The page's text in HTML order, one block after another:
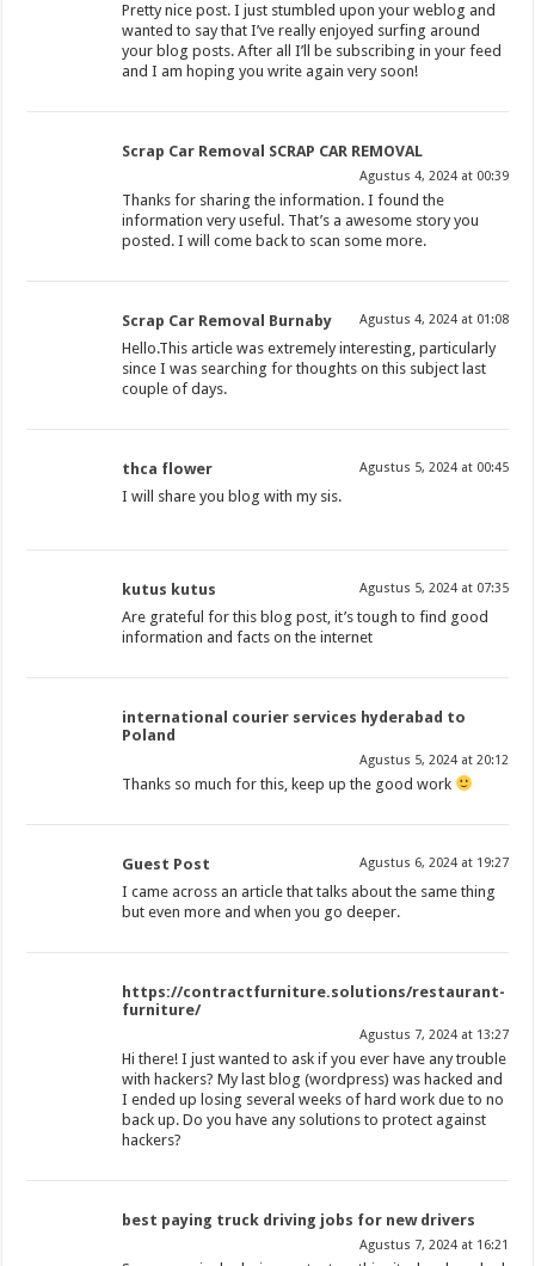
Pretty nice post. I just stumbled upon your weblog and
wanted to say that I’ve really enjoyed surfing around
your blog posts. After all I’ll be subscribing in your feed
and I am hoping you write again very soon!
Scrap Car Removal SCRAP CAR REMOVAL
Agustus 4, 2024 at 00:39
Thanks for sharing the information. I found the
information very useful. That’s a awesome story you
posted. I will come back to scan some more.
Scrap Car Removal Burnaby Agustus 4, 2024 at 01:08
Hello.This article was extremely interesting, particularly
since I was searching for thoughts on this subject last
couple of days.
thca flower Agustus 5, 2024 at 00:45
I will share you blog with my sis.
kutus kutus Agustus 5, 2024 at 07:35
Are grateful for this blog post, it’s tough to find good
information and facts on the internet
international courier services hyderabad to
Poland
Agustus 5, 2024 at 20:12
Thanks so much for this, keep up the good work
Guest Post Agustus 6, 2024 at 19:27
I came across an article that talks about the same thing
but even more and when you go deeper.
https://contractfurniture.solutions/restaurant-
furniture/
Agustus 7, 2024 at 13:27
Hi there! I just wanted to ask if you ever have any trouble
with hackers? My last blog (wordpress) was hacked and
I ended up losing several weeks of hard work due to no
back up. Do you have any solutions to protect against
hackers?
best paying truck driving jobs for new drivers
Agustus 7, 2024 at 16:21